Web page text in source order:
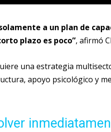
a un plan de
plazo es poco”, afirmó
una estrategia
apoyo psicológico y